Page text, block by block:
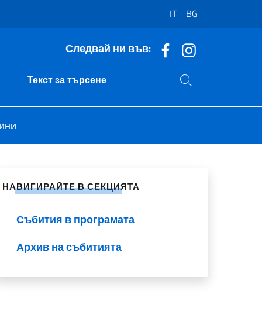
IT BG
Следвай ни във:
Ricerca sito live
Търси в сайта
НАВИГИРАЙТЕ В СЕКЦИЯТА
Събития в програмата
Архив на събитията